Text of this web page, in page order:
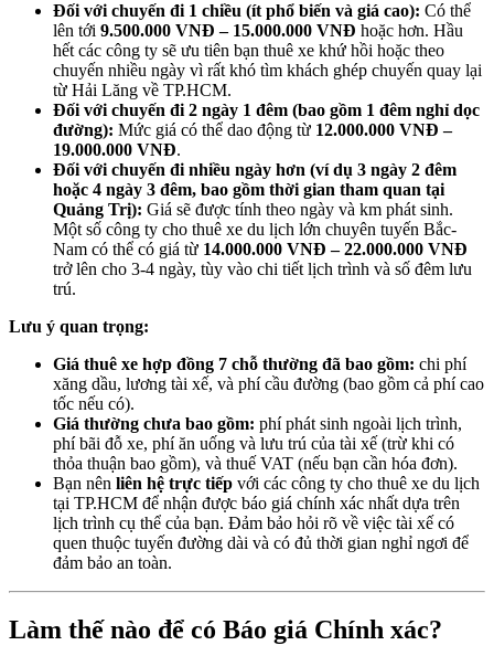
Đối với chuyến đi 1 chiều (ít phổ biến và giá cao): Có thể
lên tới 9.500.000 VNĐ – 15.000.000 VNĐ hoặc hơn. Hầu
hết các công ty sẽ ưu tiên bạn thuê xe khứ hồi hoặc theo
chuyến nhiều ngày vì rất khó tìm khách ghép chuyến quay lại
từ Hải Lăng về TP.HCM.
Đối với chuyến đi 2 ngày 1 đêm (bao gồm 1 đêm nghỉ dọc
đường): Mức giá có thể dao động từ 12.000.000 VNĐ –
19.000.000 VNĐ.
Đối với chuyến đi nhiều ngày hơn (ví dụ 3 ngày 2 đêm
hoặc 4 ngày 3 đêm, bao gồm thời gian tham quan tại
Quảng Trị): Giá sẽ được tính theo ngày và km phát sinh.
Một số công ty cho thuê xe du lịch lớn chuyên tuyến Bắc-
Nam có thể có giá từ 14.000.000 VNĐ – 22.000.000 VNĐ
trở lên cho 3-4 ngày, tùy vào chi tiết lịch trình và số đêm lưu
trú.
Lưu ý quan trọng:
Giá thuê xe hợp đồng 7 chỗ thường đã bao gồm: chi phí
xăng dầu, lương tài xế, và phí cầu đường (bao gồm cả phí cao
tốc nếu có).
Giá thường chưa bao gồm: phí phát sinh ngoài lịch trình,
phí bãi đỗ xe, phí ăn uống và lưu trú của tài xế (trừ khi có
thỏa thuận bao gồm), và thuế VAT (nếu bạn cần hóa đơn).
Bạn nên liên hệ trực tiếp với các công ty cho thuê xe du lịch
tại TP.HCM để nhận được báo giá chính xác nhất dựa trên
lịch trình cụ thể của bạn. Đảm bảo hỏi rõ về việc tài xế có
quen thuộc tuyến đường dài và có đủ thời gian nghỉ ngơi để
đảm bảo an toàn.
Làm thế nào để có Báo giá Chính xác?